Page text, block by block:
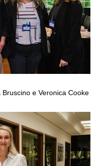
e Veronica Cooke